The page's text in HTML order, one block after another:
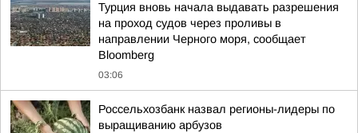
Турция вновь начала выдавать разрешения
на проход судов через проливы в
направлении Черного моря, сообщает
Bloomberg
03:06
Россельхозбанк назвал регионы-лидеры по
выращиванию арбузов